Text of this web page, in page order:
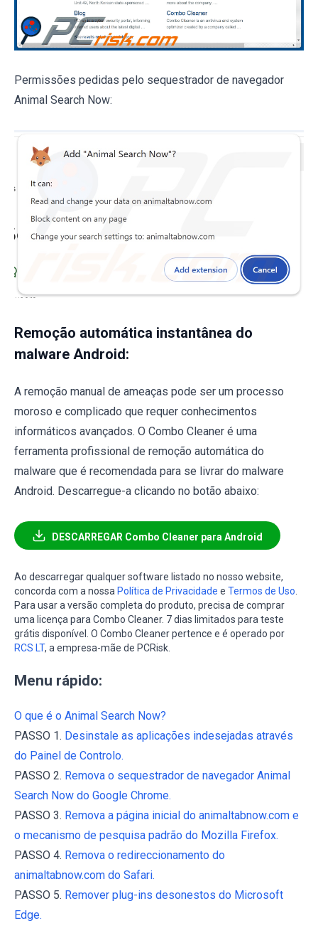
Permissões pedidas pelo sequestrador de navegador
Animal Search Now:
Remoção automática instantânea do
malware Android:
A remoção manual de ameaças pode ser um processo
moroso e complicado que requer conhecimentos
informáticos avançados. O Combo Cleaner é uma
ferramenta profissional de remoção automática do
malware que é recomendada para se livrar do malware
Android. Descarregue-a clicando no botão abaixo:
DESCARREGAR Combo Cleaner para Android
Ao descarregar qualquer software listado no nosso website,
concorda com a nossa Política de Privacidade e Termos de Uso
Para usar a versão completa do produto, precisa de comprar
uma licença para Combo Cleaner. 7 dias limitados para teste
grátis disponível. O Combo Cleaner pertence e é operado por
RCS LT, a empresa-mãe de PCRisk.
Menu rápido:
O que é o Animal Search Now?
PASSO 1. Desinstale as aplicações indesejadas através
do Painel de Controlo.
PASSO 2. Remova o sequestrador de navegador Animal
Search Now do Google Chrome.
PASSO 3. Remova a página inicial do animaltabnow.com e
o mecanismo de pesquisa padrão do Mozilla Firefox.
PASSO 4. Remova o redireccionamento do
animaltabnow.com do Safari.
PASSO 5. Remover plug-ins desonestos do Microsoft
Edge.